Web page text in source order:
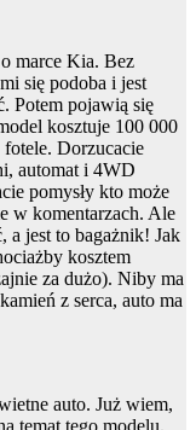
marce Kia. Bez
się podoba i jest
Potem pojawią się
kosztuje 100 000
Dorzucacie
automat i 4WD
pomysły kto może
w komentarzach. Ale
a jest to bagażnik! Jak
kosztem
za dużo). Niby ma
z serca, auto ma
auto. Już wiem,
temat tego modelu.